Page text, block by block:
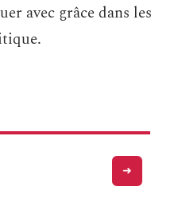
avec grâce dans les